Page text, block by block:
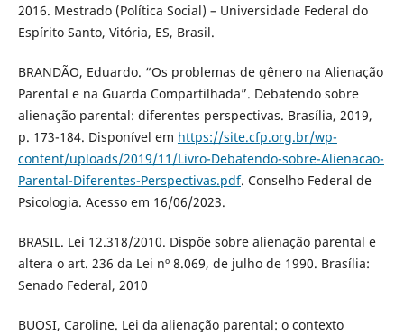
2016. Mestrado (Política Social) – Universidade Federal do
Espírito Santo, Vitória, ES, Brasil.
BRANDÃO, Eduardo. “Os problemas de gênero na Alienação
Parental e na Guarda Compartilhada”. Debatendo sobre
alienação parental: diferentes perspectivas. Brasília, 2019,
p. 173-184. Disponível em https://site.cfp.org.br/wp-
content/uploads/2019/11/Livro-Debatendo-sobre-Alienacao-
Parental-Diferentes-Perspectivas.pdf. Conselho Federal de
Psicologia. Acesso em 16/06/2023.
BRASIL. Lei 12.318/2010. Dispõe sobre alienação parental e
altera o art. 236 da Lei nº 8.069, de julho de 1990. Brasília:
Senado Federal, 2010
BUOSI, Caroline. Lei da alienação parental: o contexto